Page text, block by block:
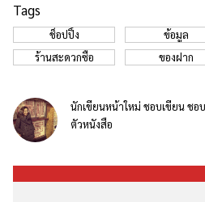
Tags
ช็อปปิ้ง ข้อมูล
ร้านสะดวกซื้อ
ของฝาก
นักเขียนหน้าใหม่ ชอบเขียน ชอ
ตัวหนังสือ